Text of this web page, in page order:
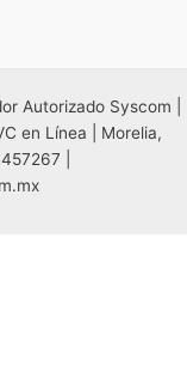
Autorizado Syscom |
en Línea | Morelia,
|